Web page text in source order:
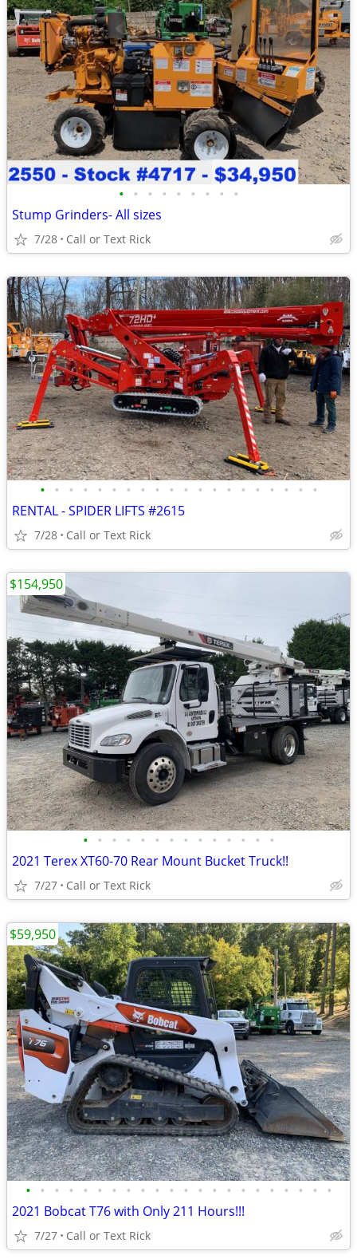
• • • • • • • • •
Stump Grinders- All sizes
7/28 Call or Text Rick
• • • • • • • • • • • • • • • • • • • •
RENTAL - SPIDER LIFTS #2615
7/28 Call or Text Rick
• • • • • • • • • • • • • •
2021 Terex XT60-70 Rear Mount Bucket Truck!!
7/27 Call or Text Rick
$154,950
• • • • • • • • • • • • • • • • • • • • • •
2021 Bobcat T76 with Only 211 Hours!!!
7/27 Call or Text Rick
$59,950